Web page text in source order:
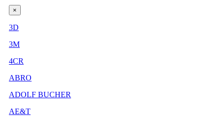
×
3D
3М
4CR
ABRO
ADOLF BUCHER
AE&T